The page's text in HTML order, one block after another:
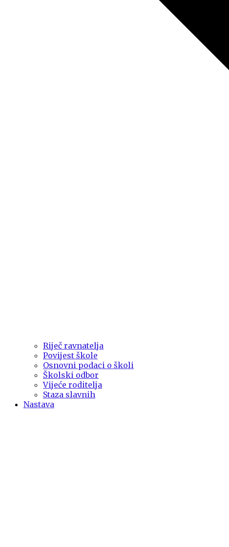
Riječ ravnatelja
Povijest škole
Osnovni podaci o školi
Školski odbor
Vijeće roditelja
Staza slavnih
Nastava